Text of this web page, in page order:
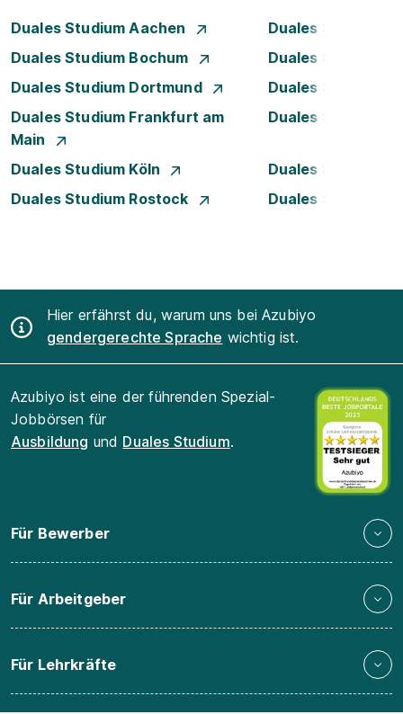
Duales Studium Aachen
Duales Studium
Duales Studium Bochum
Duales Studium
Duales Studium Dortmund
Duales Studium
Duales Studium Frankfurt am
Main
Duales Studium
Duales Studium Köln
Duales Studium
Duales Studium Rostock
Duales Studium
Hier erfährst du, warum uns bei Azubiyo
gendergerechte Sprache wichtig ist.
Azubiyo ist eine der führenden Spezial-
Jobbörsen für
Ausbildung und Duales Studium.
Für Bewerber
Für Arbeitgeber
Für Lehrkräfte